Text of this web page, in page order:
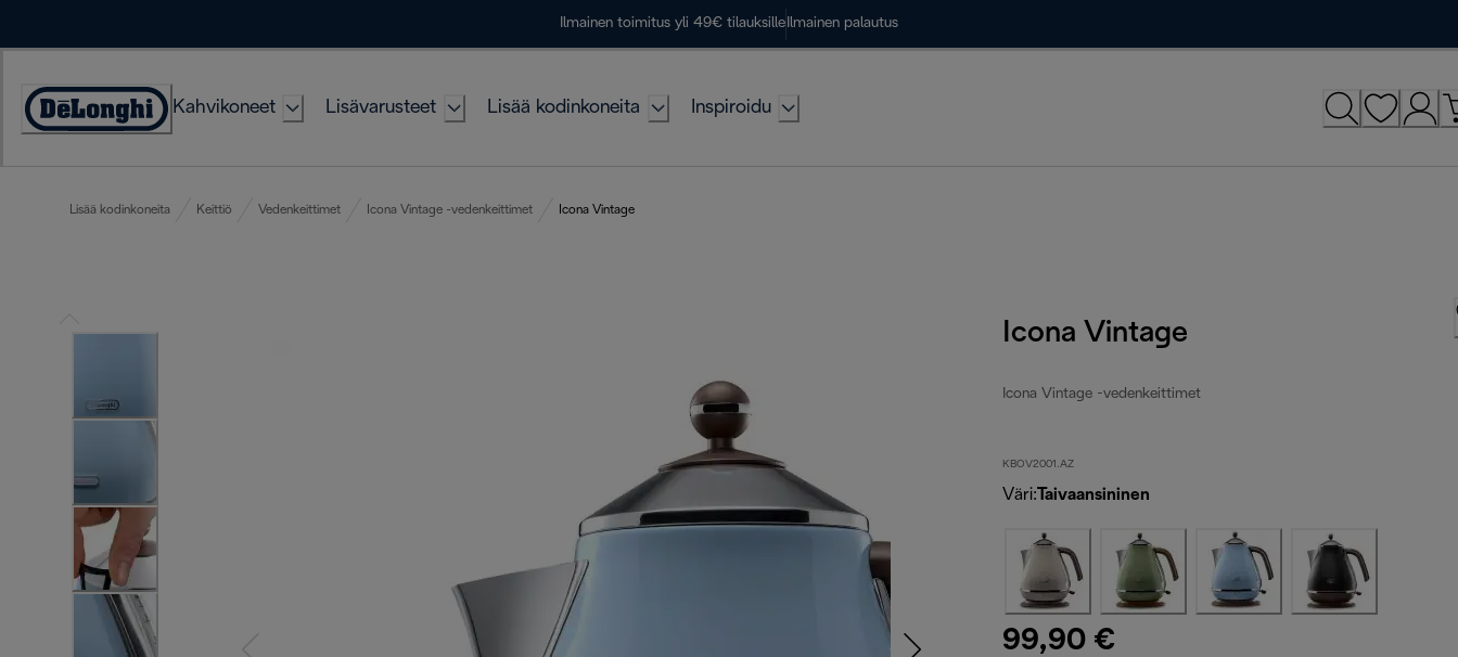
Ilmainen toimitus yli 49€ tilauksille Ilmainen palautus
Accessibility
Kahvikoneet Lisävarusteet Lisää kodinkoneita Inspiroidu
Lisää kodinkoneita Keittiö Vedenkeittimet Icona Vintage -vedenkeittimet Icona Vintage
Icona Vintage
Icona Vintage -vedenkeittimet
KBOV2001.AZ
Väri:Taivaansininen
99,90 €